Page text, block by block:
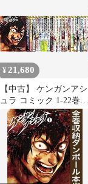
ミック] [漫画]
¥21,680
【中古】 ケンガンアシ
ュラ コミック 1-22巻
セット [コミック]